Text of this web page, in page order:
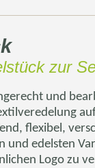
zur
und
flexibel,
und edelsten
Logo zu